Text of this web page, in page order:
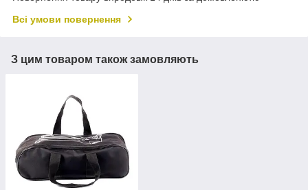
Всі умови повернення
З цим товаром також замовляють